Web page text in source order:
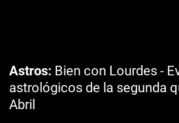
Astros Bien con Lourdes -
astrológicos de la segunda
Abril